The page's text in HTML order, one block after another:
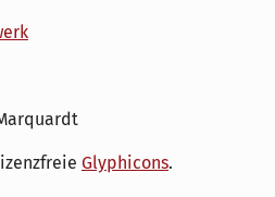
Glyphicons.